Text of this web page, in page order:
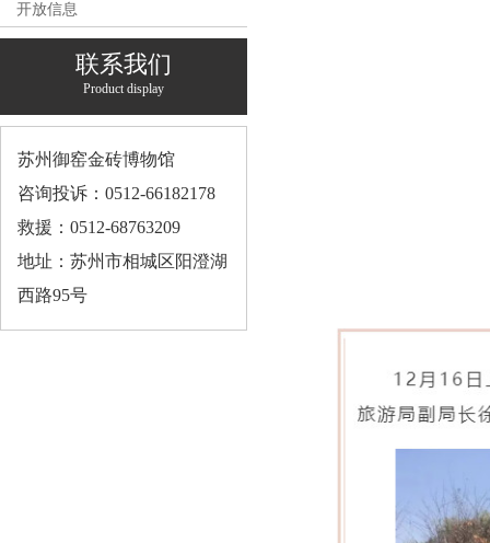
开放信息
联系我们
Product display
苏州御窑金砖博物馆
咨询投诉：0512-66182178
救援：0512-68763209
地址：苏州市相城区阳澄湖
西路95号